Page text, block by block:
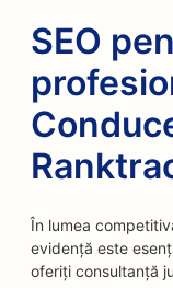
SEO
În lumea
evidență este
oferiți consultanță